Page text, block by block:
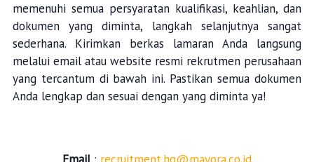
memenuhi semua persyaratan kualifikasi, keahlian, dan
dokumen yang diminta, langkah selanjutnya sangat
sederhana. Kirimkan berkas lamaran Anda langsung
melalui email atau website resmi rekrutmen perusahaan
yang tercantum di bawah ini. Pastikan semua dokumen
Anda lengkap dan sesuai dengan yang diminta ya!